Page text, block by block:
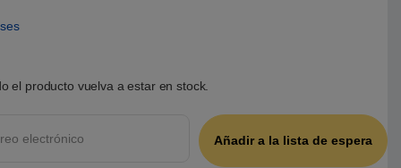
el producto vuelva a estar en stock.